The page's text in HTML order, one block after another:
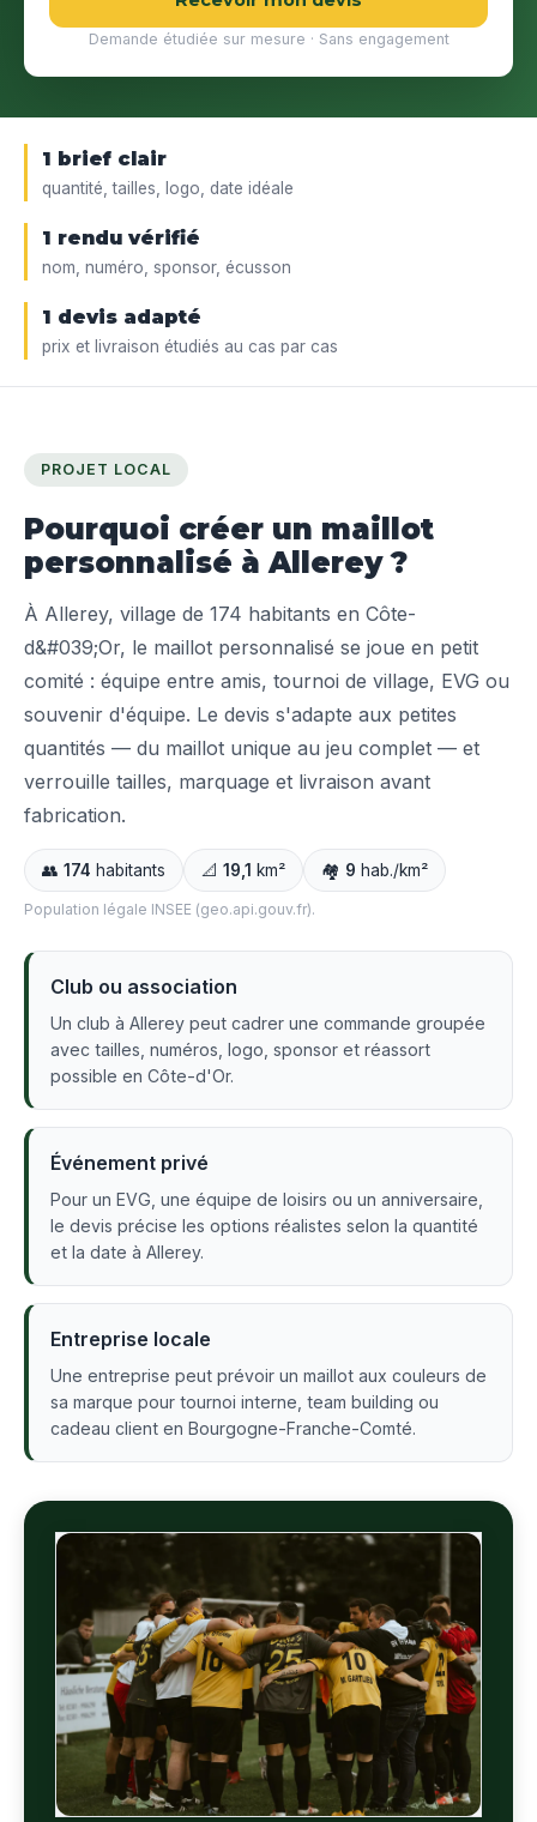
Demande étudiée sur mesure · Sans engagement
1 brief clair
quantité, tailles, logo, date idéale
1 rendu vérifié
nom, numéro, sponsor, écusson
1 devis adapté
prix et livraison étudiés au cas par cas
PROJET LOCAL
Pourquoi créer un maillot
personnalisé à Allerey ?
À Allerey, village de 174 habitants en Côte-
d&#039;Or, le maillot personnalisé se joue en petit
comité : équipe entre amis, tournoi de village, EVG ou
souvenir d'équipe. Le devis s'adapte aux petites
quantités — du maillot unique au jeu complet — et
verrouille tailles, marquage et livraison avant
fabrication.
👥 174 habitants 📐 19,1 km² 🏘️ 9 hab./km²
Population légale INSEE (geo.api.gouv.fr).
Club ou association
Un club à Allerey peut cadrer une commande groupée
avec tailles, numéros, logo, sponsor et réassort
possible en Côte-d'Or.
Événement privé
Pour un EVG, une équipe de loisirs ou un anniversaire,
le devis précise les options réalistes selon la quantité
et la date à Allerey.
Entreprise locale
Une entreprise peut prévoir un maillot aux couleurs de
sa marque pour tournoi interne, team building ou
cadeau client en Bourgogne-Franche-Comté.